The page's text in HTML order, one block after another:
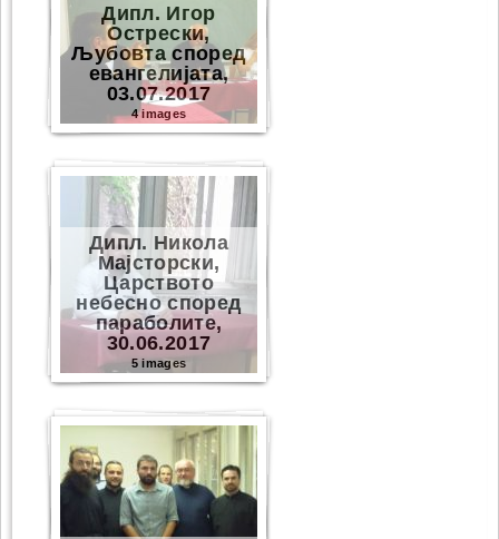
Дипл. Игор
Острески,
Љубовта според
евангелијата,
03.07.2017
4 images
Дипл. Никола
Мајсторски,
Царството
небесно според
параболите,
30.06.2017
5 images